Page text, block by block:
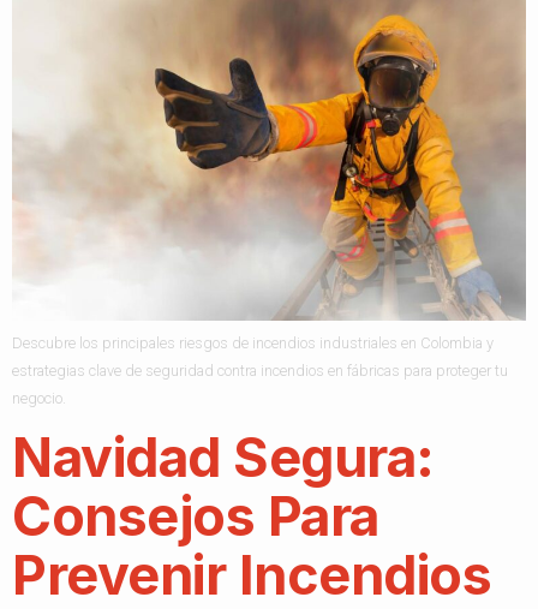
Descubre los principales riesgos de incendios industriales en Colombia y
estrategias clave de seguridad contra incendios en fábricas para proteger tu
negocio.
Navidad Segura:
Consejos Para
Prevenir Incendios